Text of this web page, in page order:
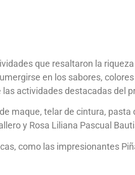
que resaltaron la
en los sabores, colores
actividades destacadas del
maque, telar de cintura, pasta
y Rosa Liliana Pascual
como las impresionantes